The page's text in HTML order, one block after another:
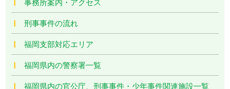
刑事事件の流れ
福岡支部対応エリア
福岡県内の警察署一覧
福岡県内の官公庁、刑事事件・少年事件関連施設一覧